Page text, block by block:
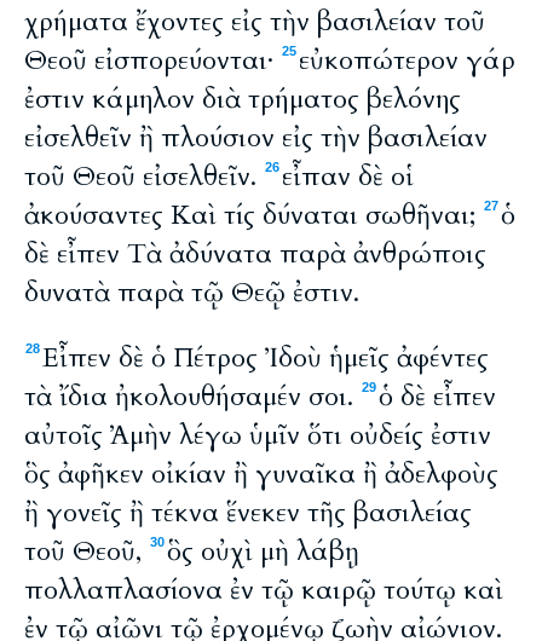
χρήματα ἔχοντες εἰς τὴν βασιλείαν τοῦ
Θεοῦ εἰσπορεύονται·
25 εὐκοπώτερον γάρ
ἐστιν κάμηλον διὰ τρήματος βελόνης
εἰσελθεῖν ἢ πλούσιον εἰς τὴν βασιλείαν
τοῦ Θεοῦ εἰσελθεῖν.
26 εἶπαν δὲ οἱ
ἀκούσαντες Καὶ τίς δύναται σωθῆναι;
27ὁ
δὲ εἶπεν Τὰ ἀδύνατα παρὰ ἀνθρώποις
δυνατὰ παρὰ τῷ Θεῷ ἐστιν.
28Εἶπεν δὲ ὁ Πέτρος Ἰδοὺ ἡμεῖς ἀφέντες
τὰ ἴδια ἠκολουθήσαμέν σοι.
29ὁ δὲ εἶπεν
αὐτοῖς Ἀμὴν λέγω ὑμῖν ὅτι οὐδείς ἐστιν
ὃς ἀφῆκεν οἰκίαν ἢ γυναῖκα ἢ ἀδελφοὺς
ἢ γονεῖς ἢ τέκνα ἕνεκεν τῆς βασιλείας
τοῦ Θεοῦ,
30ὃς οὐχὶ μὴ λάβῃ
πολλαπλασίονα ἐν τῷ καιρῷ τούτῳ καὶ
ἐν τῷ αἰῶνι τῷ ἐρχομένῳ ζωὴν αἰώνιον.